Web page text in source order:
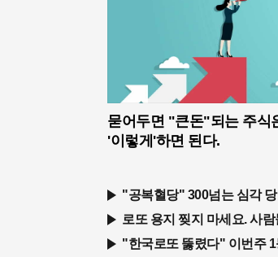
묻어두면 "큰돈"되는 주식
'이렇게'하면 된다.
"공복혈당" 300넘는 심각
로또 용지 찢지 마세요. 사
"한국로또 뚫렸다" 이번주